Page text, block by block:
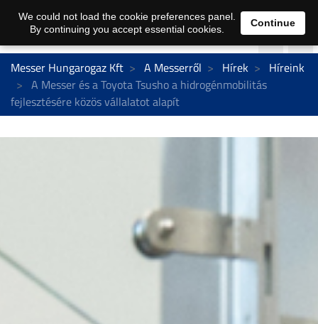
Messer Hungarogaz Kft A Messerről Hírek
Híreink
A Messer és a Toyota Tsusho a hidrogénmobilitás
fejlesztésére közös vállalatot alapít
We could not load the cookie preferences panel.
By continuing you accept essential cookies.
Continue